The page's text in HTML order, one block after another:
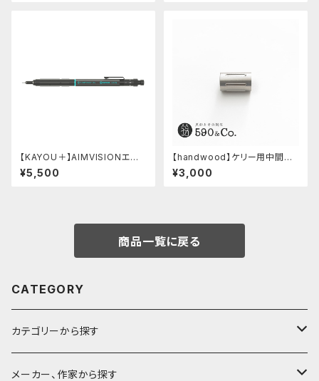
【KAYOU＋】AIMVISIONエイ
ムビジョン (ストーンブラック)
¥5,500
【handwood】ケリー用中間パ
ーツ/カスタムグリップ (縦溝/ス
テンレス)
¥3,000
商品一覧に戻る
CATEGORY
カテゴリーから探す
鉛筆
メーカー、作家から探す